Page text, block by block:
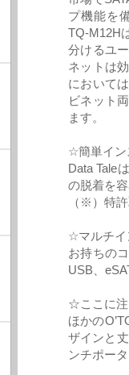
プ機能を
TQ-M12H
分けるユ
ネットは
において
ビネット
ます。
☆簡単イン
Data Tale
の脱着を
（※）特
☆マルチイ
お持ちの
USB、
☆ここに
ほかの
ザインと
ンチポー